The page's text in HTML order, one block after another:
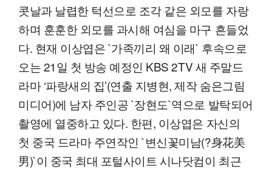
콧날과 날렵한 턱선으로 조각 같은 외모를 자랑
하며 훈훈한 외모를 과시해 여심을 마구 흔들었
다. 현재 이상엽은 `가족끼리 왜 이래` 후속으로
오는 21일 첫 방송 예정인 KBS 2TV 새 주말드
라마 ‘파랑새의 집’(연출 지병현, 제작 숨은그림
미디어)에 남자 주인공 `장현도`역으로 발탁되어
촬영에 열중하고 있다. 한편, 이상엽은 자신의
첫 중국 드라마 주연작인 `변신꽃미남(?身花美
男)`이 중국 최대 포털사이트 시나닷컴이 최근